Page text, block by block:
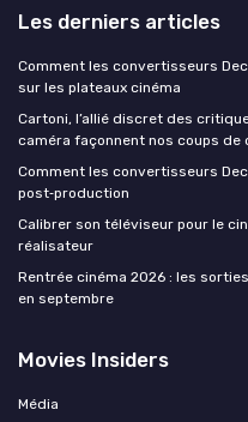
Les derniers articles
Comment les convertisseurs
sur les plateaux cinéma
Cartoni, l’allié discret des
caméra façonnent nos coups de
Comment les convertisseurs
post‑production
Calibrer son téléviseur pour le
réalisateur
Rentrée cinéma 2026 : les
en septembre
Movies Insiders
Média